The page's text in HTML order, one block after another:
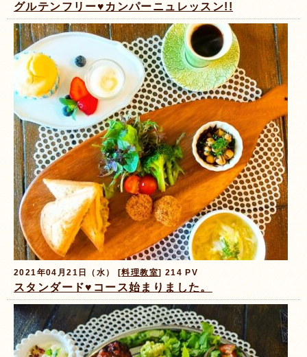
グルテンフリー♥カンパーニュレッスン!!
2021年04月21日（水） [料理教室] 214 PV
スタンダード♥️コース始まりました。